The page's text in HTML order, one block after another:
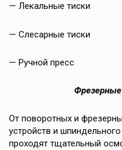
— Лекальные тиски
— Слесарные тиски
— Ручной пресс
Фрезерные
От поворотных и
устройств и
проходят тщательный